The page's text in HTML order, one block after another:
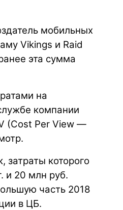
мобильных
Vikings и Raid
эта сумма
на
компании
(Cost Per View —
которого
и 20 млн руб.
часть 2018
в ЦБ.